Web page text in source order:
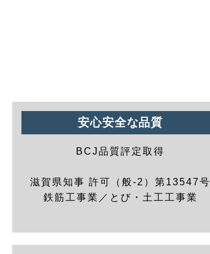
安心安全な品質
BCJ品質評定取得
滋賀県知事 許可（般-2）第13547号
鉄筋工事業／とび・土工工事業